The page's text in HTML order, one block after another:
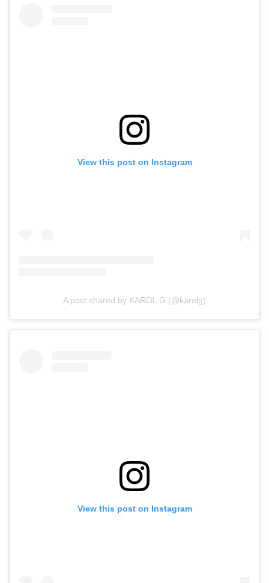
View this post on Instagram
A post shared by KAROL G (@karolg)
View this post on Instagram